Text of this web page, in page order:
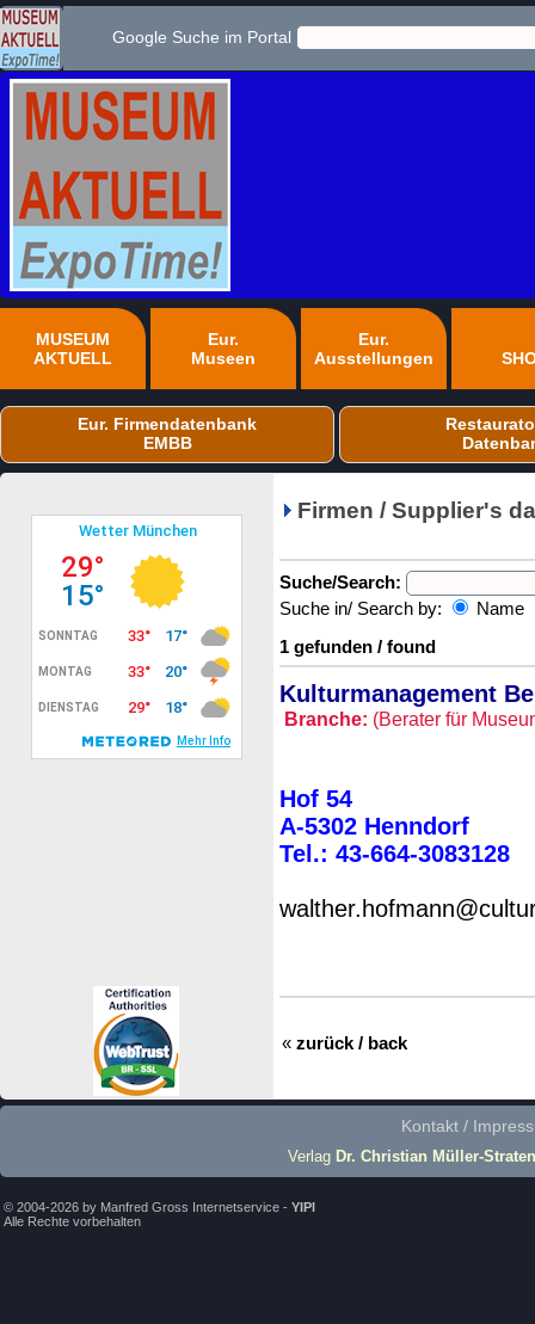
Google Suche im Portal
MUSEUM
AKTUELL
Eur.
Museen
Eur.
Ausstellungen
Eur. Firmendatenbank
EMBB
Firmen / Supplier's
Suche/Search:
Suche in/ Search by:
Name
1 gefunden / found
Kulturmanagement
Branche: (Berater für
Hof 54
A-5302 Henndorf
Tel.: 43-664-3083128
« zurück / back
Kontakt /
Verlag Dr. Christian Müller-Straten
© 2004-2026 by Manfred Gross Internetservice - YIPI
Alle Rechte vorbehalten